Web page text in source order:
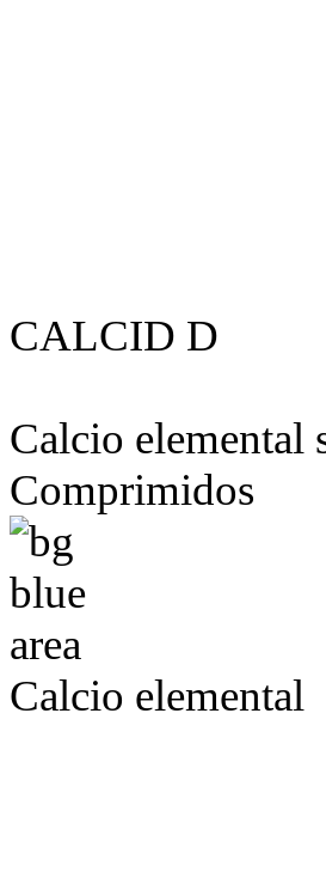
CALCID D
Calcio elemental
Comprimidos
Calcio elemental